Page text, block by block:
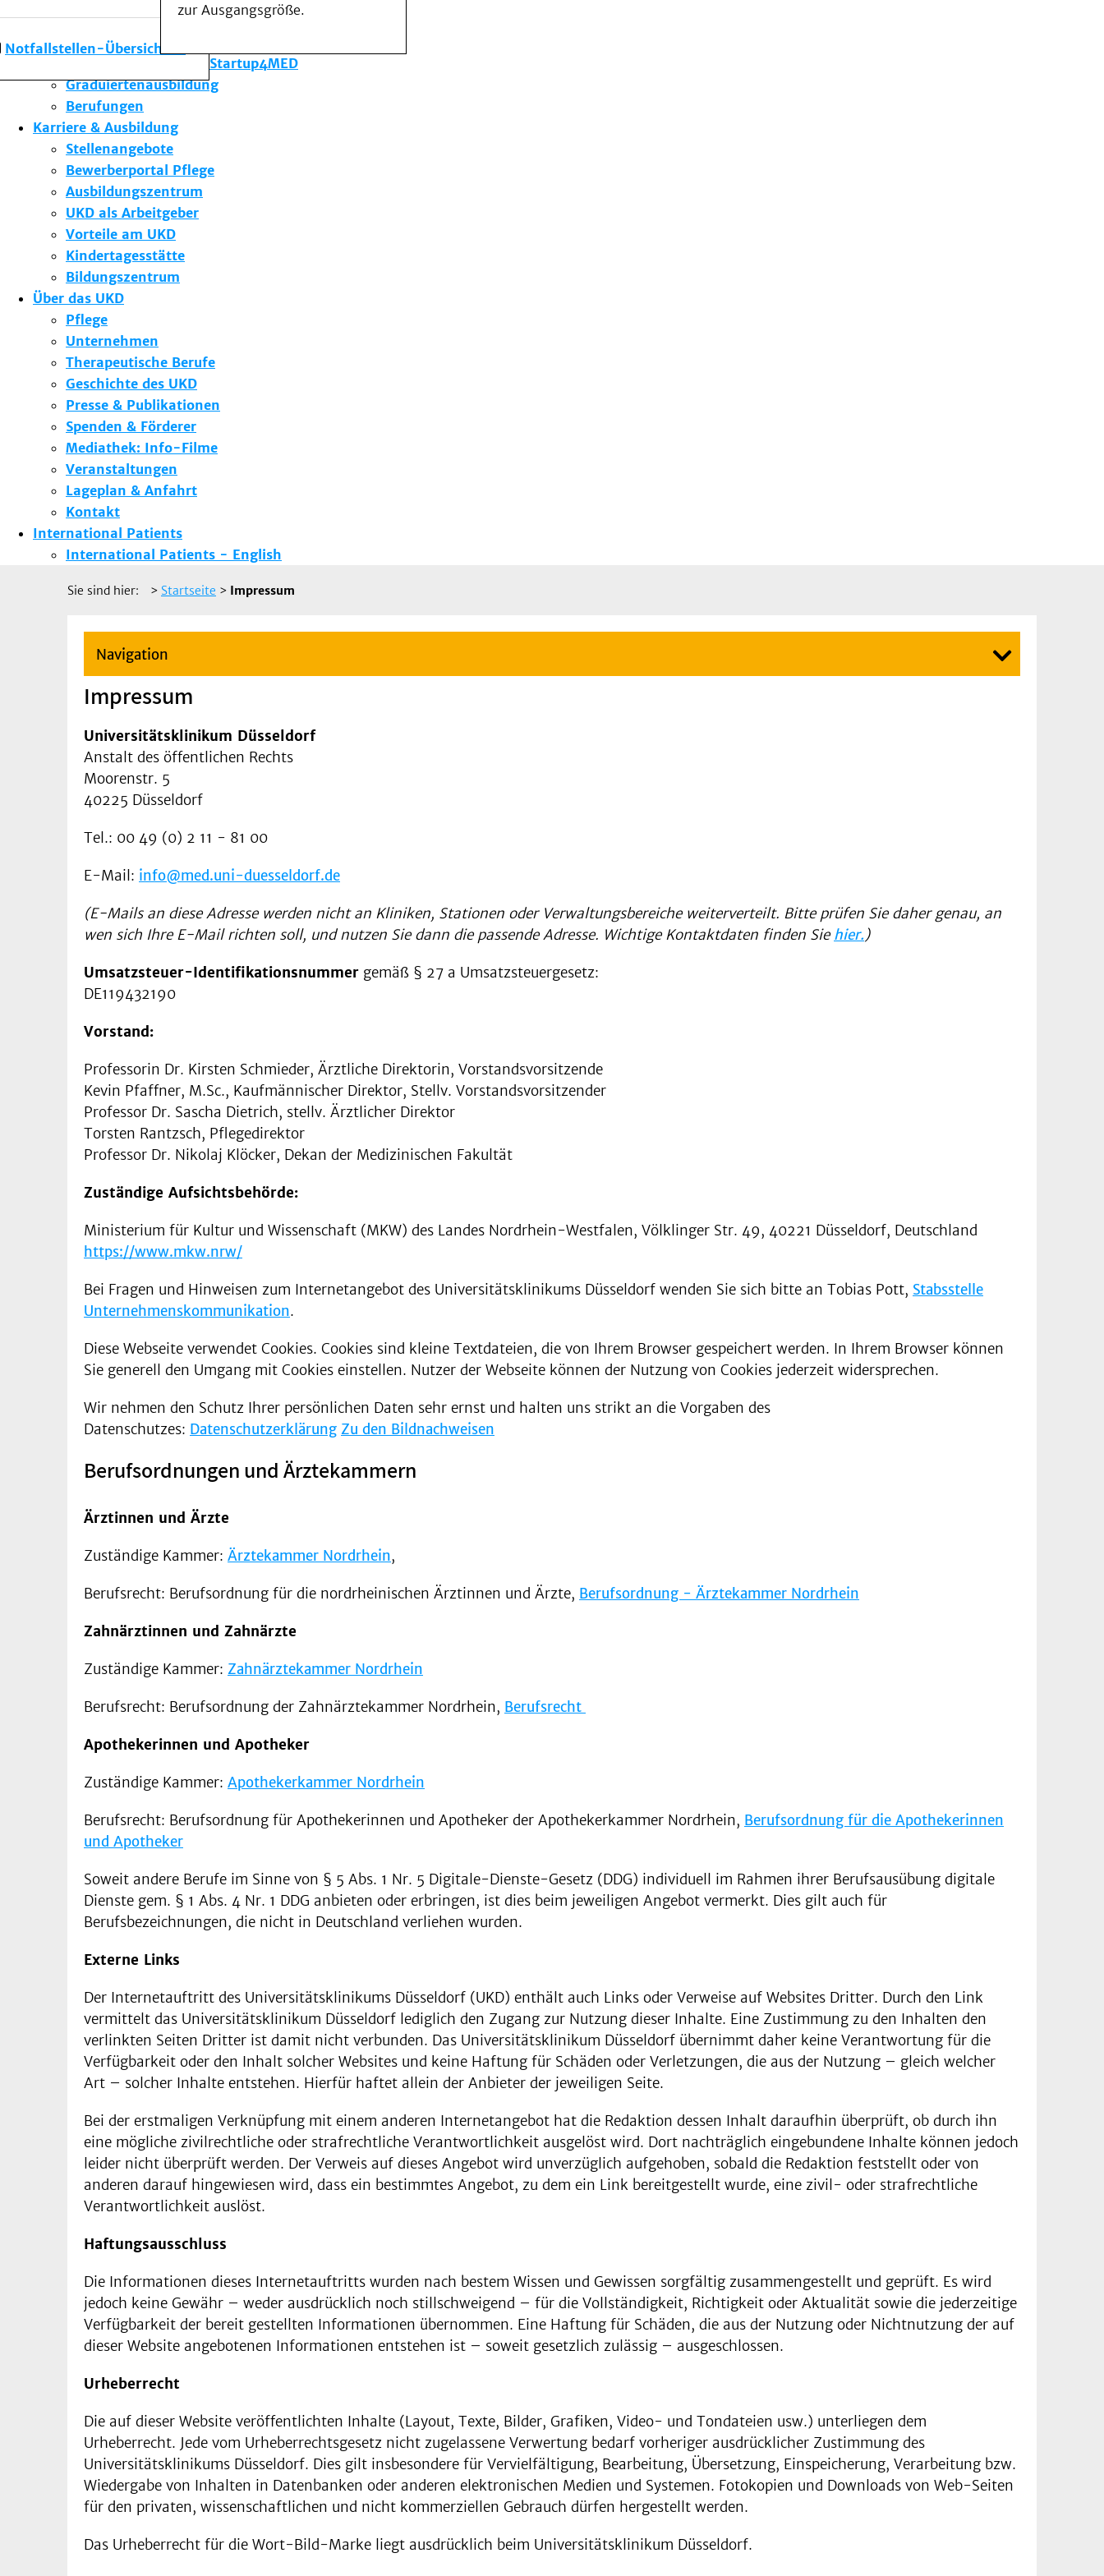
Notfallstellen-Übersicht
zur Ausgangsgröße.
Forschung am UKD
Studium & Lehre
Gründungsförderung Startup4MED
Graduiertenausbildung
Berufungen
Karriere & Ausbildung
Stellenangebote
Bewerberportal Pflege
Ausbildungszentrum
UKD als Arbeitgeber
Vorteile am UKD
Kindertagesstätte
Bildungszentrum
Über das UKD
Pflege
Unternehmen
Therapeutische Berufe
Geschichte des UKD
Presse & Publikationen
Spenden & Förderer
Mediathek: Info-Filme
Veranstaltungen
Lageplan & Anfahrt
Kontakt
International Patients
International Patients - English
Sie sind hier: > Startseite > Impressum
Navigation
Impressum
Universitätsklinikum Düsseldorf
Anstalt des öffentlichen Rechts
Moorenstr. 5
40225 Düsseldorf
Tel.: 00 49 (0) 2 11 - 81 00
E-Mail: info@med.uni-duesseldorf.de
(E-Mails an diese Adresse werden nicht an Kliniken, Stationen oder Verwaltungsbereiche weiterverteilt. Bitte prüfen Sie daher genau, an
wen sich Ihre E-Mail richten soll, und nutzen Sie dann die passende Adresse. Wichtige Kontaktdaten finden Sie hier.)
Umsatzsteuer-Identifikationsnummer gemäß § 27 a Umsatzsteuergesetz:
DE119432190
Vorstand:
Professorin Dr. Kirsten Schmieder, Ärztliche Direktorin, Vorstandsvorsitzende
Kevin Pfaffner, M.Sc., Kaufmännischer Direktor, Stellv. Vorstandsvorsitzender
Professor Dr. Sascha Dietrich, stellv. Ärztlicher Direktor
Torsten Rantzsch, Pflegedirektor
Professor Dr. Nikolaj Klöcker, Dekan der Medizinischen Fakultät
Zuständige Aufsichtsbehörde:
Ministerium für Kultur und Wissenschaft (MKW) des Landes Nordrhein-Westfalen, Völklinger Str. 49, 40221 Düsseldorf, Deutschland
https://www.mkw.nrw/
Bei Fragen und Hinweisen zum Internetangebot des Universitätsklinikums Düsseldorf wenden Sie sich bitte an Tobias Pott, Stabsstelle
Unternehmenskommunikation.
Diese Webseite verwendet Cookies. Cookies sind kleine Textdateien, die von Ihrem Browser gespeichert werden. In Ihrem Browser können
Sie generell den Umgang mit Cookies einstellen. Nutzer der Webseite können der Nutzung von Cookies jederzeit widersprechen.
Wir nehmen den Schutz Ihrer persönlichen Daten sehr ernst und halten uns strikt an die Vorgaben des
Datenschutzes: Datenschutzerklärung Zu den Bildnachweisen
Berufsordnungen und Ärztekammern
Ärztinnen und Ärzte
Zuständige Kammer: Ärztekammer Nordrhein,
Berufsrecht: Berufsordnung für die nordrheinischen Ärztinnen und Ärzte, Berufsordnung - Ärztekammer Nordrhein
Zahnärztinnen und Zahnärzte
Zuständige Kammer: Zahnärztekammer Nordrhein
Berufsrecht: Berufsordnung der Zahnärztekammer Nordrhein, Berufsrecht
Apothekerinnen und Apotheker
Zuständige Kammer: Apothekerkammer Nordrhein
Berufsrecht: Berufsordnung für Apothekerinnen und Apotheker der Apothekerkammer Nordrhein, Berufsordnung für die Apothekerinnen
und Apotheker
Soweit andere Berufe im Sinne von § 5 Abs. 1 Nr. 5 Digitale-Dienste-Gesetz (DDG) individuell im Rahmen ihrer Berufsausübung digitale
Dienste gem. § 1 Abs. 4 Nr. 1 DDG anbieten oder erbringen, ist dies beim jeweiligen Angebot vermerkt. Dies gilt auch für
Berufsbezeichnungen, die nicht in Deutschland verliehen wurden.
Externe Links
Der Internetauftritt des Universitätsklinikums Düsseldorf (UKD) enthält auch Links oder Verweise auf Websites Dritter. Durch den Link
vermittelt das Universitätsklinikum Düsseldorf lediglich den Zugang zur Nutzung dieser Inhalte. Eine Zustimmung zu den Inhalten den
verlinkten Seiten Dritter ist damit nicht verbunden. Das Universitätsklinikum Düsseldorf übernimmt daher keine Verantwortung für die
Verfügbarkeit oder den Inhalt solcher Websites und keine Haftung für Schäden oder Verletzungen, die aus der Nutzung – gleich welcher
Art – solcher Inhalte entstehen. Hierfür haftet allein der Anbieter der jeweiligen Seite.
Bei der erstmaligen Verknüpfung mit einem anderen Internetangebot hat die Redaktion dessen Inhalt daraufhin überprüft, ob durch ihn
eine mögliche zivilrechtliche oder strafrechtliche Verantwortlichkeit ausgelöst wird. Dort nachträglich eingebundene Inhalte können jedoch
leider nicht überprüft werden. Der Verweis auf dieses Angebot wird unverzüglich aufgehoben, sobald die Redaktion feststellt oder von
anderen darauf hingewiesen wird, dass ein bestimmtes Angebot, zu dem ein Link bereitgestellt wurde, eine zivil- oder strafrechtliche
Verantwortlichkeit auslöst.
Haftungsausschluss
Die Informationen dieses Internetauftritts wurden nach bestem Wissen und Gewissen sorgfältig zusammengestellt und geprüft. Es wird
jedoch keine Gewähr – weder ausdrücklich noch stillschweigend – für die Vollständigkeit, Richtigkeit oder Aktualität sowie die jederzeitige
Verfügbarkeit der bereit gestellten Informationen übernommen. Eine Haftung für Schäden, die aus der Nutzung oder Nichtnutzung der auf
dieser Website angebotenen Informationen entstehen ist – soweit gesetzlich zulässig – ausgeschlossen.
Urheberrecht
Die auf dieser Website veröffentlichten Inhalte (Layout, Texte, Bilder, Grafiken, Video- und Tondateien usw.) unterliegen dem
Urheberrecht. Jede vom Urheberrechtsgesetz nicht zugelassene Verwertung bedarf vorheriger ausdrücklicher Zustimmung des
Universitätsklinikums Düsseldorf. Dies gilt insbesondere für Vervielfältigung, Bearbeitung, Übersetzung, Einspeicherung, Verarbeitung bzw.
Wiedergabe von Inhalten in Datenbanken oder anderen elektronischen Medien und Systemen. Fotokopien und Downloads von Web-Seiten
für den privaten, wissenschaftlichen und nicht kommerziellen Gebrauch dürfen hergestellt werden.
Das Urheberrecht für die Wort-Bild-Marke liegt ausdrücklich beim Universitätsklinikum Düsseldorf.